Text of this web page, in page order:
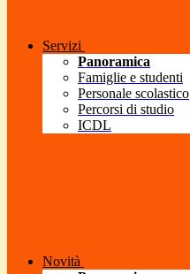
Servizi
Panoramica
Famiglie e studenti
Personale scolastico
Percorsi di studio
ICDL
Novità